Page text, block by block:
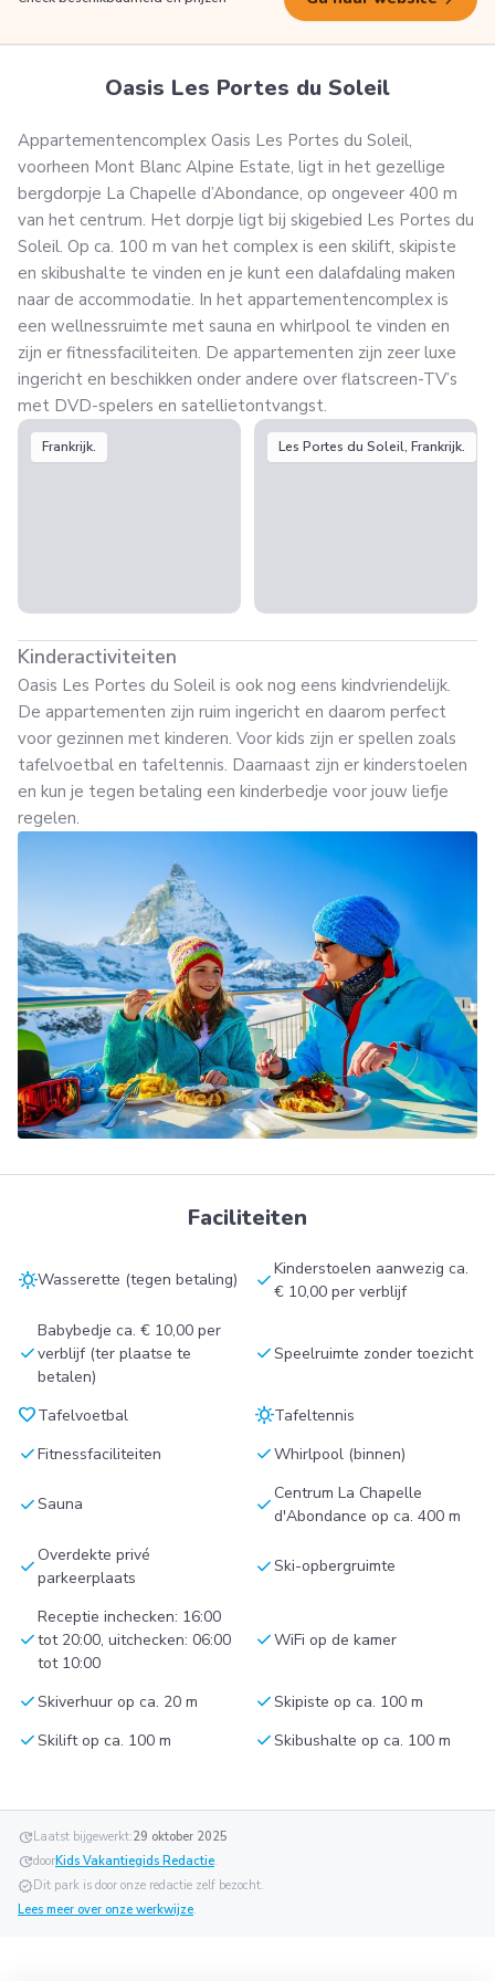
Oasis Les Portes du Soleil
Appartementencomplex Oasis Les Portes du Soleil,
voorheen Mont Blanc Alpine Estate, ligt in het gezellige
bergdorpje La Chapelle d’Abondance, op ongeveer 400 m
van het centrum. Het dorpje ligt bij skigebied Les Portes du
Soleil. Op ca. 100 m van het complex is een skilift, skipiste
en skibushalte te vinden en je kunt een dalafdaling maken
naar de accommodatie. In het appartementencomplex is
een wellnessruimte met sauna en whirlpool te vinden en
zijn er fitnessfaciliteiten. De appartementen zijn zeer luxe
ingericht en beschikken onder andere over flatscreen-TV’s
met DVD-spelers en satellietontvangst.
Frankrijk. Les Portes du Soleil, Frankrijk.
Kinderactiviteiten
Oasis Les Portes du Soleil is ook nog eens kindvriendelijk.
De appartementen zijn ruim ingericht en daarom perfect
voor gezinnen met kinderen. Voor kids zijn er spellen zoals
tafelvoetbal en tafeltennis. Daarnaast zijn er kinderstoelen
en kun je tegen betaling een kinderbedje voor jouw liefje
regelen.
Faciliteiten
sunnyWasserette (tegen betaling) checkKinderstoelen aanwezig ca.
€ 10,00 per verblijf
check
Babybedje ca. € 10,00 per
verblijf (ter plaatse te
betalen)
checkSpeelruimte zonder toezicht
favoriteTafelvoetbal sunnyTafeltennis
checkFitnessfaciliteiten checkWhirlpool (binnen)
checkSauna check Centrum La Chapelle
d'Abondance op ca. 400 m
check Overdekte privé
parkeerplaats
checkSki-opbergruimte
check
Receptie inchecken: 16:00
tot 20:00, uitchecken: 06:00
tot 10:00
checkWiFi op de kamer
checkSkiverhuur op ca. 20 m checkSkipiste op ca. 100 m
checkSkilift op ca. 100 m checkSkibushalte op ca. 100 m
updateLaatst bijgewerkt:29 oktober 2025
updatedoorKids Vakantiegids Redactie.
verifiedDit park is door onze redactie zelf bezocht.
Lees meer over onze werkwijze.